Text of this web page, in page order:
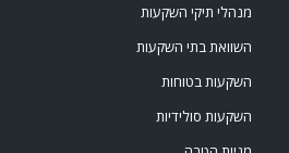
מנהלי תיקי השקעות
השוואת בתי השקעות
השקעות בטוחות
השקעות סולידיות